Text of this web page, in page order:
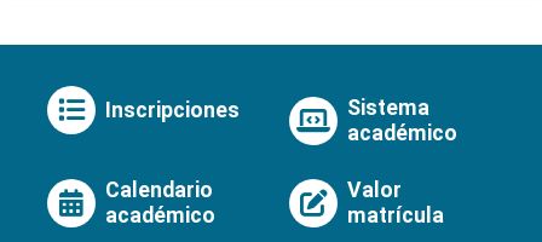
Inscripciones
Sistema
académico
Calendario
académico
Valor
matrícula